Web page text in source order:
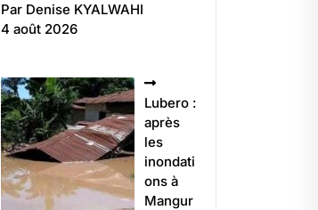
Par Denise KYALWAHI
4 août 2026
Lubero :
après
les
inondati
ons à
Mangur